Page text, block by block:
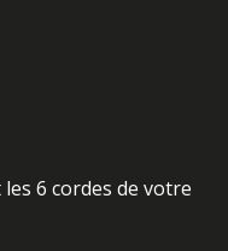
6 cordes de votre